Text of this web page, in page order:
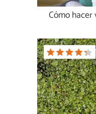
Cómo hacer